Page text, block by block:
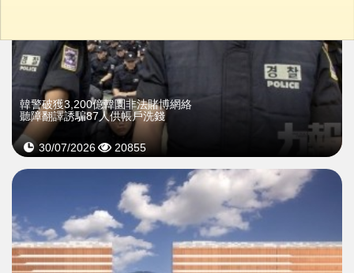
韓警破獲3,200億韓圜非法賭博網絡
聽障翻譯誘騙87人供帳戶洗錢
30/07/2026 20855